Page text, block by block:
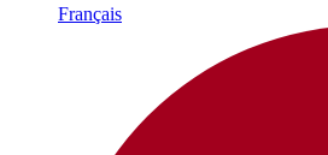
Français